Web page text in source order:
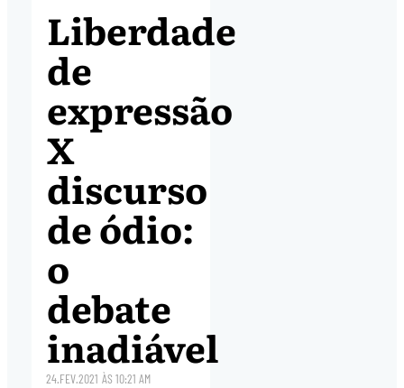
Liberdade
de
expressão
X
discurso
de ódio:
o
debate
inadiável
24.FEV.2021 ÀS10:21 AM